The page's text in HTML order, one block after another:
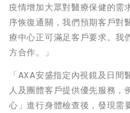
疫情增加大眾對醫療保健的需
序恢復通關，我們預期客戶對
療中心正可滿足客戶要求。我
方合作。」
「AXA安盛指定內視鏡及日
人及團體客戶提供優先服務，
心」進行身體檢查後，發現需